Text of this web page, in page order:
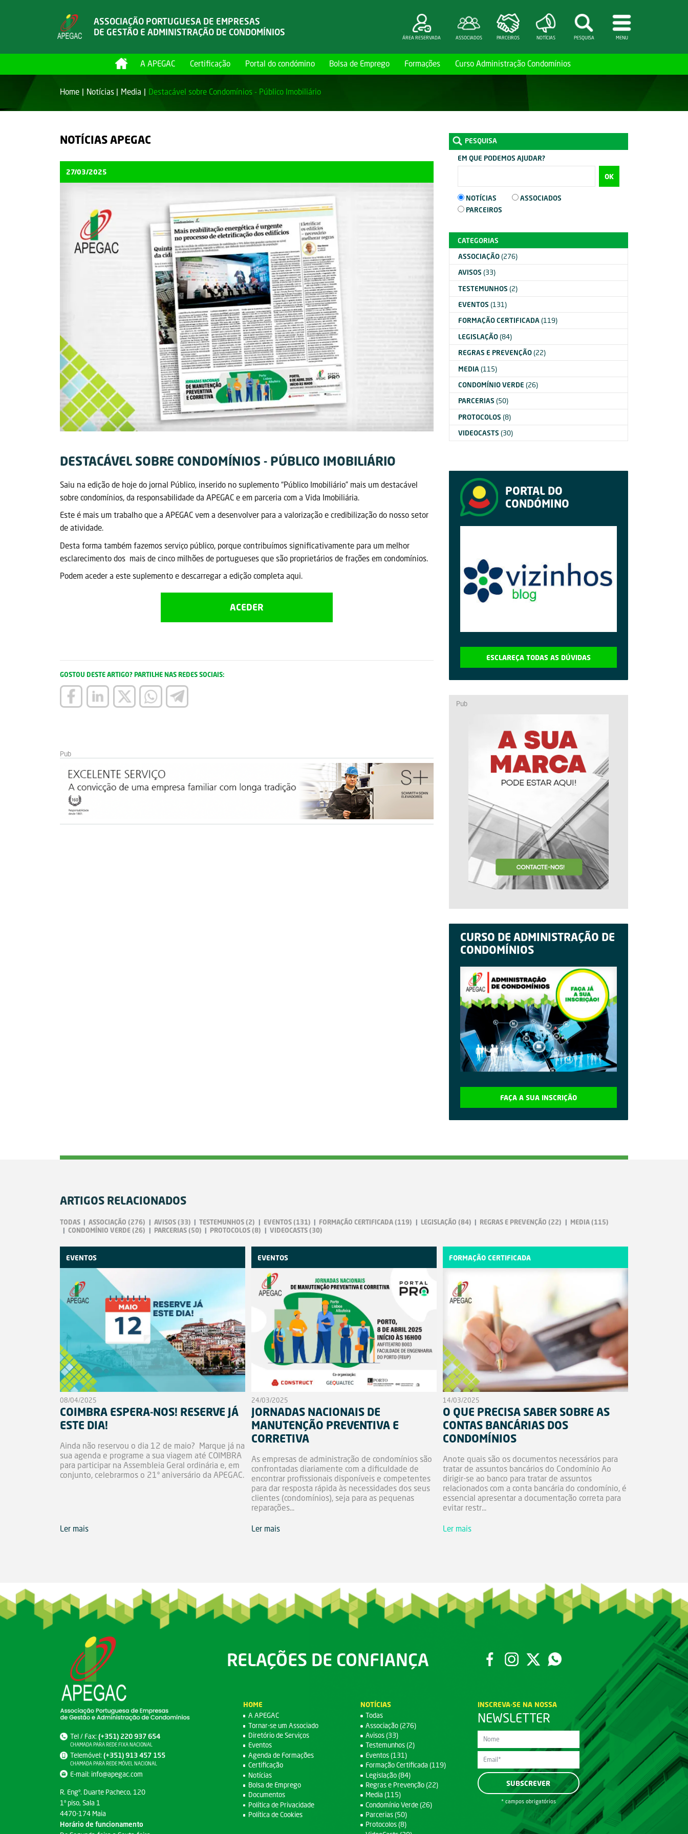
ASSOCIAÇÃO PORTUGUESA DE EMPRESAS
DE GESTÃO E ADMINISTRAÇÃO DE CONDOMÍNIOS
A APEGAC Certificação Portal do condómino Bolsa de Emprego Formações Curso Administração Condomínios
ÁREA RESERVADA ASSOCIADOS PARCEIROS NOTÍCIAS PESQUISA MENU
Home Notícias Media Destacável sobre Condomínios - Público Imobiliário
NOTÍCIAS APEGAC
27/03/2025
DESTACÁVEL SOBRE CONDOMÍNIOS - PÚBLICO IMOBILIÁRIO
Saiu na edição de hoje do jornal Público, inserido no suplemento “Público Imobiliário” mais um destacável
sobre condomínios, da responsabilidade da APEGAC e em parceria com a Vida Imobiliária.
Este é mais um trabalho que a APEGAC vem a desenvolver para a valorização e credibilização do nosso setor
de atividade.
Desta forma também fazemos serviço público, porque contribuímos significativamente para um melhor
esclarecimento dos mais de cinco milhões de portugueses que são proprietários de frações em condomínios.
Podem aceder a este suplemento e descarregar a edição completa aqui.
ACEDER
GOSTOU DESTE ARTIGO? PARTILHE NAS REDES SOCIAIS:
PESQUISA
EM QUE PODEMOS AJUDAR?
OK
NOTÍCIAS
ASSOCIADOS
PARCEIROS
CATEGORIAS
ASSOCIAÇÃO(276)
AVISOS (33)
TESTEMUNHOS (2)
EVENTOS (131)
FORMAÇÃO CERTIFICADA(119)
LEGISLAÇÃO(84)
REGRAS E PREVENÇÃO(22)
MEDIA(115)
CONDOMÍNIO VERDE (26)
PARCERIAS (50)
PROTOCOLOS (8)
VIDEOCASTS (30)
PORTAL DO
CONDÓMINO
ESCLAREÇA TODAS AS DÚVIDAS
CURSO DE ADMINISTRAÇÃO DE
CONDOMÍNIOS
FAÇA A SUA INSCRIÇÃO
ARTIGOS RELACIONADOS
TODAS ASSOCIAÇÃO (276) AVISOS(33) TESTEMUNHOS(2) EVENTOS(131) FORMAÇÃO CERTIFICADA(119) LEGISLAÇÃO (84) REGRAS E PREVENÇÃO (22) MEDIA(115)
CONDOMÍNIO VERDE(26) PARCERIAS(50) PROTOCOLOS(8) VIDEOCASTS(30)
EVENTOS
08/04/2025
COIMBRA ESPERA-NOS! RESERVE JÁ
ESTE DIA!
Ainda não reservou o dia 12 de maio? Marque já na
sua agenda e programe a sua viagem até COIMBRA
para participar na Assembleia Geral ordinária e, em
conjunto, celebrarmos o 21º aniversário da APEGAC.
Ler mais
EVENTOS
24/03/2025
JORNADAS NACIONAIS DE
MANUTENÇÃO PREVENTIVA E
CORRETIVA
As empresas de administração de condomínios são
confrontadas diariamente com a dificuldade de
encontrar profissionais disponíveis e competentes
para dar resposta rápida às necessidades dos seus
clientes (condomínios), seja para as pequenas
reparações...
Ler mais
FORMAÇÃO CERTIFICADA
14/03/2025
O QUE PRECISA SABER SOBRE AS
CONTAS BANCÁRIAS DOS
CONDOMÍNIOS
Anote quais são os documentos necessários para
tratar de assuntos bancários do Condomínio Ao
dirigir-se ao banco para tratar de assuntos
relacionados com a conta bancária do condomínio, é
essencial apresentar a documentação correta para
evitar restr...
Ler mais
Tel / Fax:(+351) 220 937 654
CHAMADA PARA REDE FIXA NACIONAL
Telemóvel:(+351) 913 457 155
CHAMADA PARA REDE MÓVEL NACIONAL
E-mail: info@apegac.com
R. Engº. Duarte Pacheco, 120
1º piso, Sala 1
4470-174 Maia
Horário de funcionamento
RELAÇÕES DE CONFIANÇA
HOME
A APEGAC
Tornar-se um Associado
Diretório de Serviços
Eventos
Agenda de Formações
Certificação
Notícias
Bolsa de Emprego
Documentos
Política de Privacidade
Política de Cookies
NOTÍCIAS
Todas
Associação (276)
Avisos (33)
Testemunhos (2)
Eventos (131)
Formação Certificada (119)
Legislação (84)
Regras e Prevenção (22)
Media (115)
Condomínio Verde (26)
Parcerias (50)
Protocolos (8)
INSCREVA-SE NA NOSSA
NEWSLETTER
* campos obrigatórios